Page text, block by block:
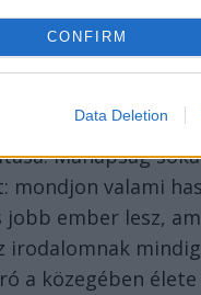
CONFIRM
Data Deletion
használja, hogy
meggyőződésből
így az
Manapság
valami
ember lesz,
a közegében